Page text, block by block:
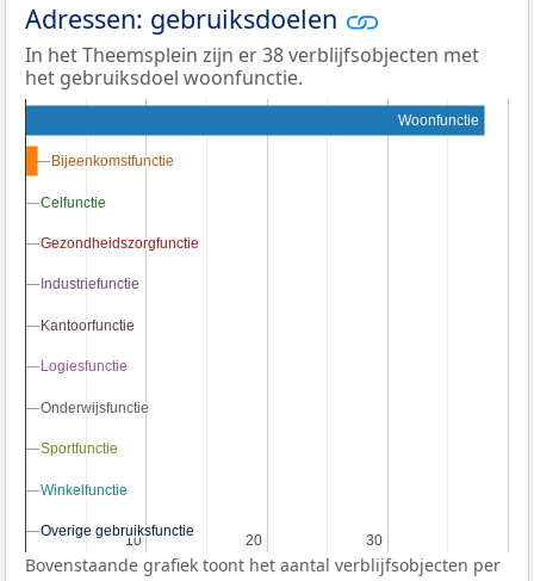
Adressen: gebruiksdoelen
In het Theemsplein zijn er 38 verblijfsobjecten met
het gebruiksdoel woonfunctie.
10
10 20
20 30
30
Woonfunctie
Bijeenkomstfunctie
Bijeenkomstfunctie
Celfunctie
Celfunctie
Gezondheidszorgfunctie
Gezondheidszorgfunctie
Industriefunctie
Industriefunctie
Kantoorfunctie
Kantoorfunctie
Logiesfunctie
Logiesfunctie
Onderwijsfunctie
Onderwijsfunctie
Sportfunctie
Sportfunctie
Winkelfunctie
Winkelfunctie
Overige gebruiksfunctie
Overige gebruiksfunctie
Bovenstaande grafiek toont het aantal verblijfsobjecten per